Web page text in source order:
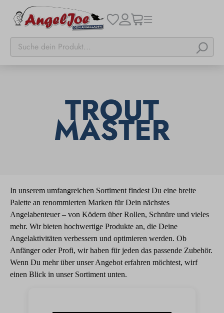
TROUT
MASTER
In unserem umfangreichen Sortiment findest Du eine breite
Palette an renommierten Marken für Dein nächstes
Angelabenteuer – von Ködern über Rollen, Schnüre und vieles
mehr. Wir bieten hochwertige Produkte an, die Deine
Angelaktivitäten verbessern und optimieren werden. Ob
Anfänger oder Profi, wir haben für jeden das passende Zubehör.
Wenn Du mehr über unser Angebot erfahren möchtest, wirf
einen Blick in unser Sortiment unten.